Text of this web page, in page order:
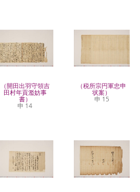
（開田出羽守領吉
田村年貢濫妨事
書）
申 14
（税所宗円軍忠申
状案）
申 15